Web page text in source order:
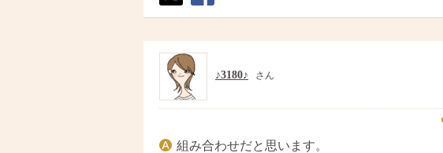
ト
ア
♪3180♪ さん
組み合わせだと思います。